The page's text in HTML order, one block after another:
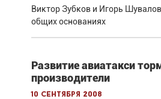
Виктор Зубков и Игорь
общих основаниях
Развитие авиатакси
производители
10 сентября 2008